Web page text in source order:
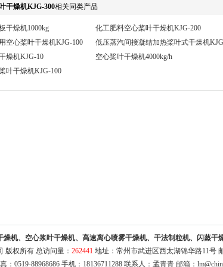
干燥机KJG-300相关同类产品
干燥机1000kg
化工肥料空心桨叶干燥机KJG-200
空心桨叶干燥机KJG-100
低压蒸汽间接凝结加热桨叶式干燥机
燥机KJG-10
空心桨叶干燥机4000kg/h
叶干燥机KJG-100
燥机、空心浆叶干燥机、高速离心喷雾干燥机、干法制粒机、闪蒸干
版权所有 总访问量： 262441 地址：常州市武进区西太湖锦华路11号
：0519-88968686 手机：18136711288 联系人：孟青青 邮箱：